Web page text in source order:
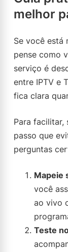
melhor
Se você está
pense como
serviço é
entre IPTV e
fica clara
Para facilitar,
passo que
perguntas
Mapeie
você
ao vivo
Teste